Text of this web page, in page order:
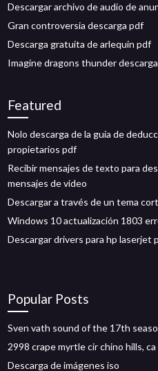
Descargar archivo de audio de
Gran controversia descarga pdf
Descarga gratuita de arlequin pdf
Imagine dragons thunder
Featured
Nolo descarga de la guía de
propietarios pdf
Recibir mensajes de texto para
mensajes de video
Descargar a través de un tema
Windows 10 actualización 1803
Descargar drivers para hp laserjet
Popular Posts
Sven vath sound of the 17th
2998 crape myrtle cir chino hills,
Descarga de imágenes iso